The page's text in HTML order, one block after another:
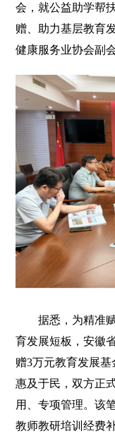
会，就公益助学帮
赠、助力基层教育
健康服务业协会副
据悉，为精准赋
育发展短板，安徽
赠3万元教育发展基
惠及于民，双方正
用、专项管理。该
教师教研培训经费